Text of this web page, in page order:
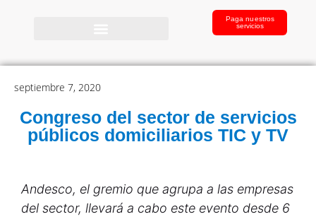
Paga nuestros
servicios
septiembre 7, 2020
Congreso del sector de servicios
públicos domiciliarios TIC y TV
Andesco, el gremio que agrupa a las empresas
del sector, llevará a cabo este evento desde 6